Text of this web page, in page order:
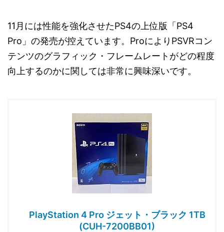
11月には性能を強化させたPS4の上位版「PS4
Pro」の発売が控えています。ProによりPSVRコン
テンツのグラフィック・フレームレートがどの程度
向上するのかに関しては非常に興味深いです。
PlayStation 4 Pro ジェット・ブラック 1TB
(CUH-7200BB01)